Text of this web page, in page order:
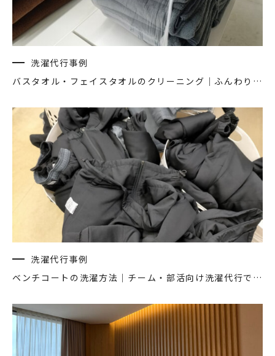
洗濯代行事例
バスタオル・フェイスタオルのクリーニング｜ふんわり清潔に洗濯代行
洗濯代行事例
ベンチコートの洗濯方法｜チーム・部活向け洗濯代行で大量もラクラク